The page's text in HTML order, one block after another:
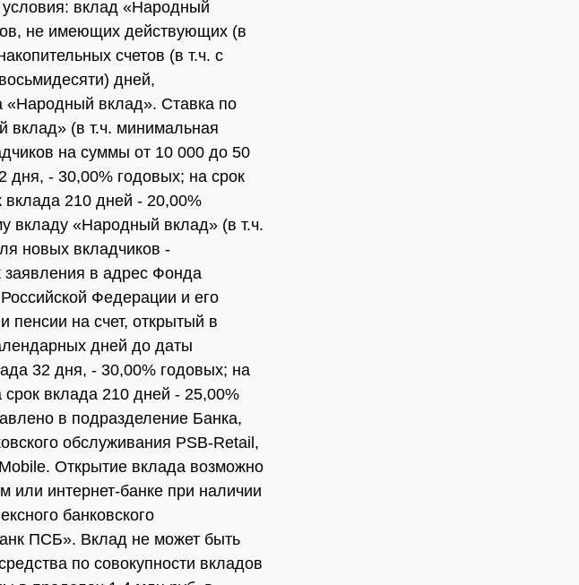
вклад «Народный
не имеющих действующих (в
счетов (в т.ч. с
дней,
вклад». Ставка по
вклад» (в т.ч. минимальная
на суммы от 10 000 до 50
дня, - 30,00% годовых; на срок
вклада 210 дней - 20,00%
вкладу «Народный вклад» (в т.ч.
новых вкладчиков -
заявления в адрес Фонда
Федерации и его
пенсии на счет, открытый в
дней до даты
32 дня, - 30,00% годовых; на
вклада 210 дней - 25,00%
в подразделение Банка,
обслуживания PSB-Retail,
Открытие вклада возможно
интернет-банке при наличии
банковского
ПСБ». Вклад не может быть
по совокупности вкладов